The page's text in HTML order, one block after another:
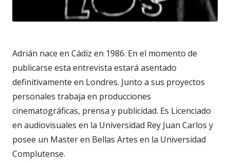
Adrián nace en Cádiz en 1986. En el momento de
publicarse esta entrevista estará asentado
definitivamente en Londres. Junto a sus proyectos
personales trabaja en producciones
cinematográficas, prensa y publicidad. Es Licenciado
en audiovisuales en la Universidad Rey Juan Carlos y
posee un Master en Bellas Artes en la Universidad
Complutense.